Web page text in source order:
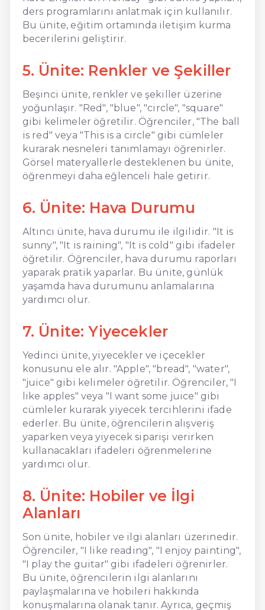
ders programlarını anlatmak için kullanılır.
Bu ünite, eğitim ortamında iletişim kurma
becerilerini geliştirir.
5. Ünite: Renkler ve Şekiller
Beşinci ünite, renkler ve şekiller üzerine
yoğunlaşır. "Red", "blue", "circle", "square"
gibi kelimeler öğretilir. Öğrenciler, "The ball
is red" veya "This is a circle" gibi cümleler
kurarak nesneleri tanımlamayı öğrenirler.
Görsel materyallerle desteklenen bu ünite,
öğrenmeyi daha eğlenceli hale getirir.
6. Ünite: Hava Durumu
Altıncı ünite, hava durumu ile ilgilidir. "It is
sunny", "It is raining", "It is cold" gibi ifadeler
öğretilir. Öğrenciler, hava durumu raporları
yaparak pratik yaparlar. Bu ünite, günlük
yaşamda hava durumunu anlamalarına
yardımcı olur.
7. Ünite: Yiyecekler
Yedinci ünite, yiyecekler ve içecekler
konusunu ele alır. "Apple", "bread", "water",
"juice" gibi kelimeler öğretilir. Öğrenciler, "I
like apples" veya "I want some juice" gibi
cümleler kurarak yiyecek tercihlerini ifade
ederler. Bu ünite, öğrencilerin alışveriş
yaparken veya yiyecek siparişi verirken
kullanacakları ifadeleri öğrenmelerine
yardımcı olur.
8. Ünite: Hobiler ve İlgi
Alanları
Son ünite, hobiler ve ilgi alanları üzerinedir.
Öğrenciler, "I like reading", "I enjoy painting",
"I play the guitar" gibi ifadeleri öğrenirler.
Bu ünite, öğrencilerin ilgi alanlarını
paylaşmalarına ve hobileri hakkında
konuşmalarına olanak tanır. Ayrıca, geçmiş